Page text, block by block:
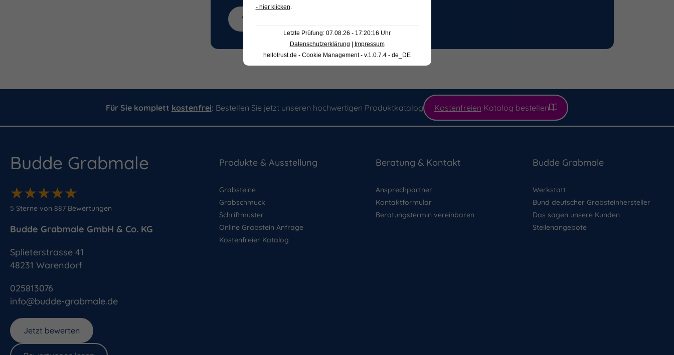
Für Sie komplett kostenfrei: Bestellen Sie jetzt unseren hochwertigen Produktkatalog Kostenfreien Katalog bestellen
Budde Grabmale
★★★★★
★★★★★
5 Sterne von 887 Bewertungen
Budde Grabmale GmbH & Co. KG
info@budde-grabmale.de
025813076
Splieterstrasse 41
48231 Warendorf
Jetzt bewerten
Produkte & Ausstellung
Grabsteine
Grabschmuck
Schriftmuster
Online Grabstein Anfrage
Kostenfreier Katalog
Beratung & Kontakt
Ansprechpartner
Kontaktformular
Beratungstermin vereinbaren
Budde Grabmale
Werkstatt
Bund deutscher Grabsteinhersteller
Das sagen unsere Kunden
Stellenangebote
- hier klicken
Letzte Prüfung: 07.08.26 - 17:20:16 Uhr
Datenschutzerklärung | Impressum
hellotrust.de - Cookie Management - v.1.0.7.4 - de_DE